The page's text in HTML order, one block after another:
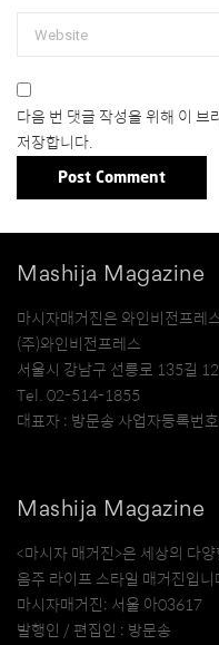
다음 번 댓글 작성을 위해 이 브
저장합니다.
Mashija Magazine
마시자매거진은 와인비전프레
(주)와인비전프레스
서울시 강남구 선릉로 135길
Tel. 02-514-1855
대표자 : 방문송 사업자등록번
Mashija Magazine
<마시자 매거진>은 세상의 다
음주 라이프 스타일 매거진입니
마시자매거진: 서울 아03617
발행인 / 편집인 : 방문송